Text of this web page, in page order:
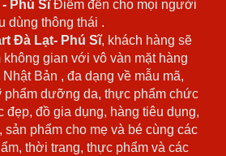
- Phú SĩĐiểm đến cho mọi người
dùng thông thái .
Đà Lạt- Phú Sĩ, khách hàng sẽ
gian với vô vàn mặt hàng
Bản , đa dạng về mẫu mã,
phẩm dưỡng da, thực phẩm chức
đẹp, đồ gia dụng, hàng tiêu dụng,
sản phẩm cho mẹ và bé cùng các
thời trang, thực phẩm và các